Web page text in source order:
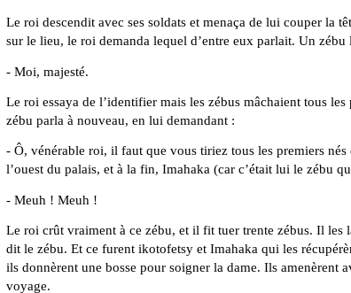
Le roi descendit avec ses soldats et menaça de lui couper la
sur le lieu, le roi demanda lequel d’entre eux parlait. Un
- Moi, majesté.
Le roi essaya de l’identifier mais les zébus mâchaient tous
zébu parla à nouveau, en lui demandant :
- Ô, vénérable roi, il faut que vous tiriez tous les premiers
l’ouest du palais, et à la fin, Imahaka (car c’était lui le zébu
- Meuh ! Meuh !
Le roi crût vraiment à ce zébu, et il fit tuer trente zébus. Il les
dit le zébu. Et ce furent ikotofetsy et Imahaka qui les
ils donnèrent une bosse pour soigner la dame. Ils amenèrent
voyage.